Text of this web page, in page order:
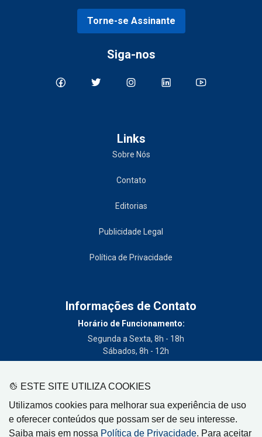
ESTE SITE UTILIZA COOKIES
Utilizamos cookies para melhorar sua experiência de uso
e oferecer conteúdos que possam ser de seu interesse.
Saiba mais em nossa Política de Privacidade. Para aceitar
Torne-se Assinante
Siga-nos
Links
Sobre Nós
Contato
Editorias
Publicidade Legal
Política de Privacidade
Informações de Contato
Horário de Funcionamento:
Segunda a Sexta, 8h - 18h
Sábados, 8h - 12h
(19) 3404-3700
Circulação:
Limeira - SP, Artur Nogueira - SP, Cordeirópolis - SP,
Engenheiro Coelho - SP, Iracemápolis - SP